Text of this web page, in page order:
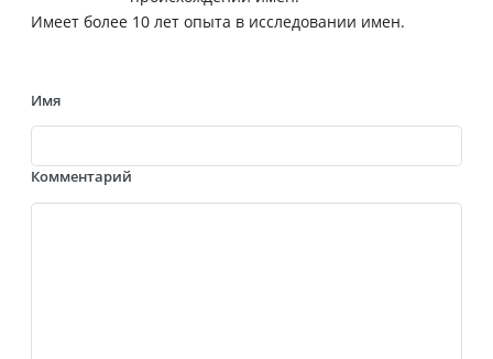
Имеет более 10 лет опыта в исследовании имен.
Имя
Комментарий